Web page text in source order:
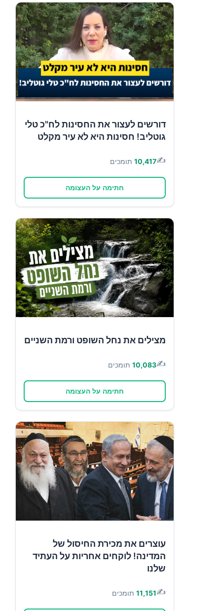
דורשים לעצור את החסינות לח"כ טלי
גוטליב! חסינות היא לא עיר מקלט
✍️
10,417 תומכים
חתימה על העצומה
מצילים את נחל השופט ורמת השניים
✍️
10,083 תומכים
חתימה על העצומה
עוצרים את מכירת החיסול של
המדינה! לוקחים אחריות על העתיד
שלנו
✍️
11,151 תומכים